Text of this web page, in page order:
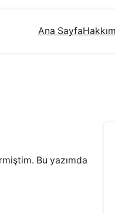
Ana Sayfa
Bu yazımda